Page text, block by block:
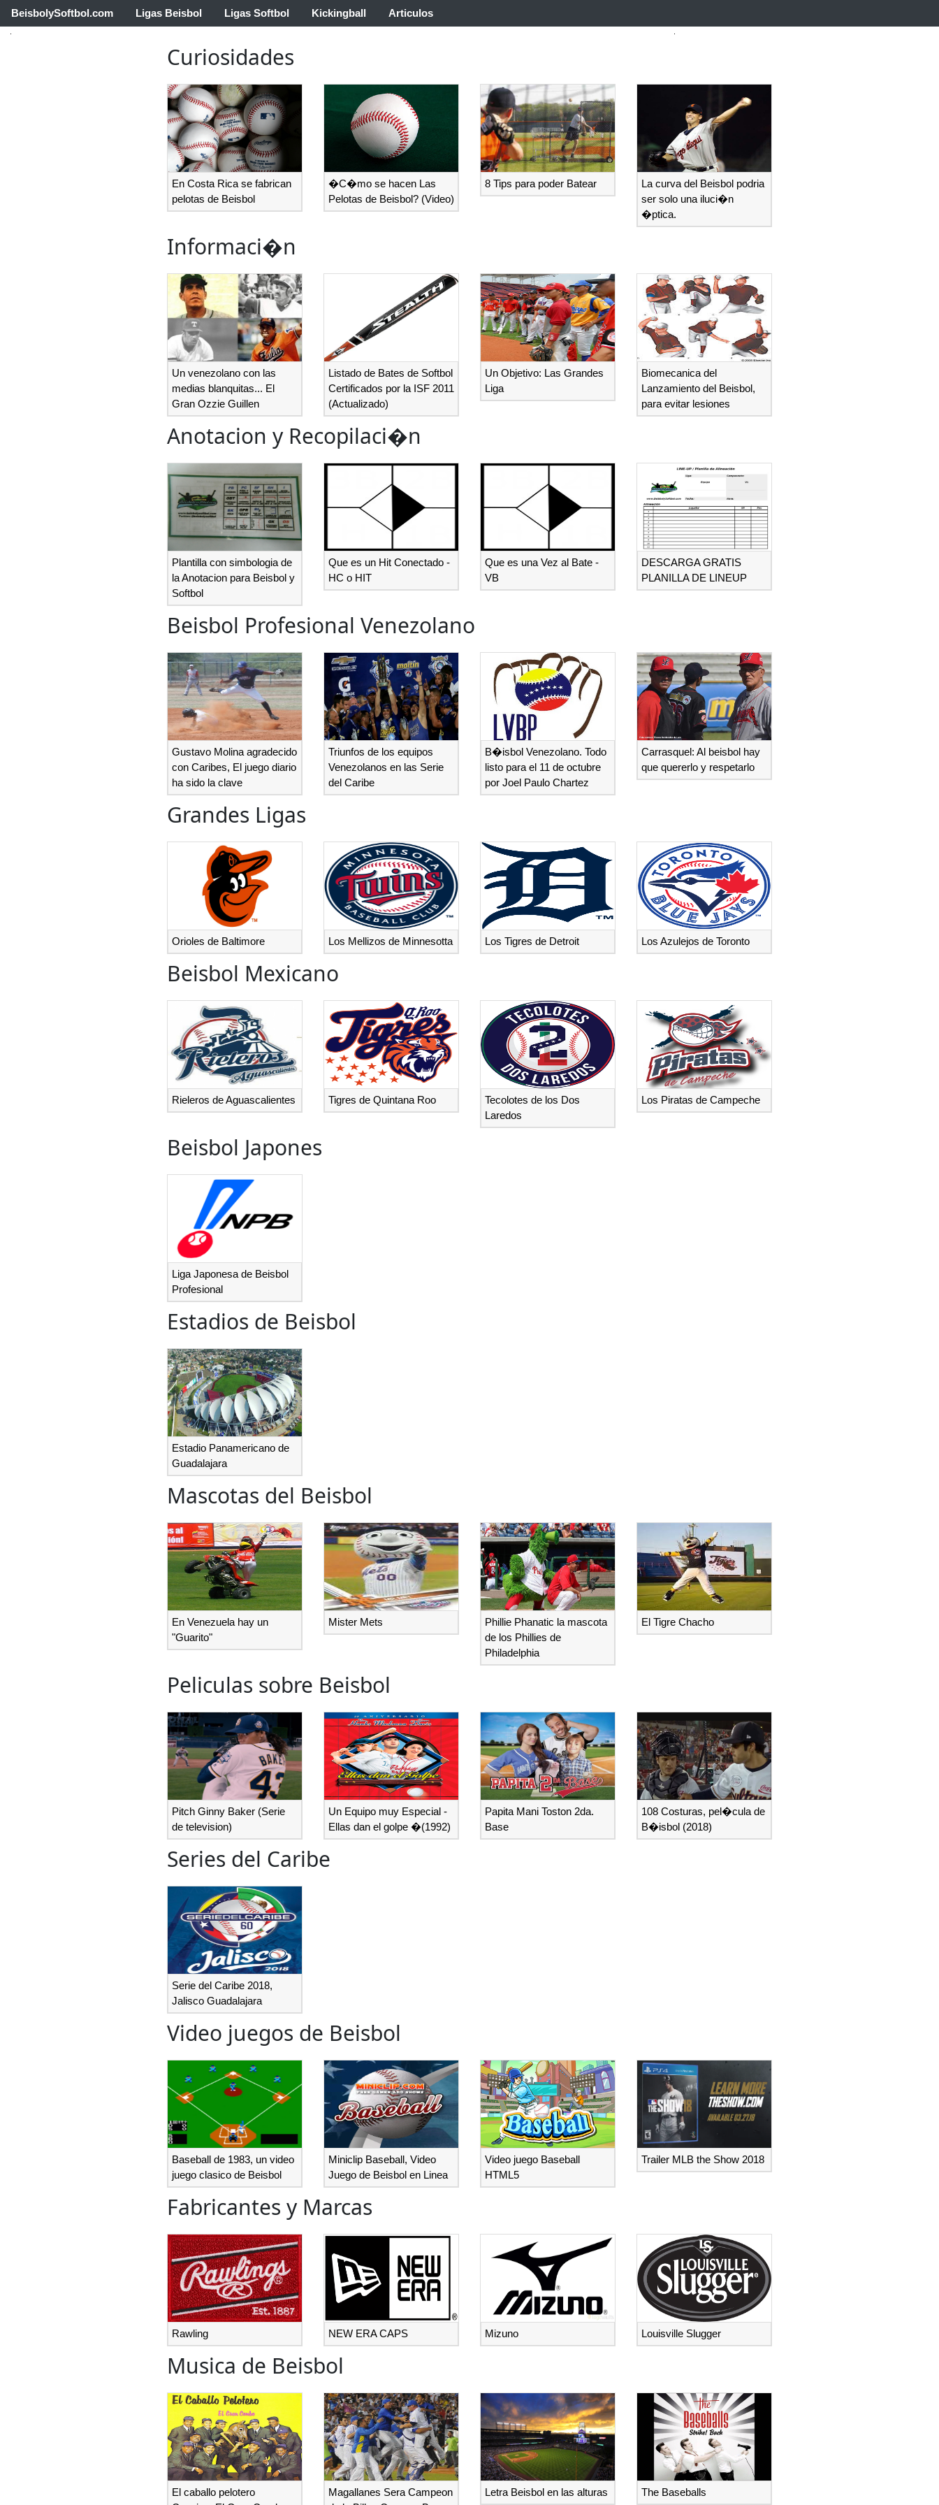
BeisbolySoftbol.com Ligas Beisbol Ligas Softbol Kickingball Articulos
Curiosidades
En Costa Rica se fabrican
pelotas de Beisbol
�C�mo se hacen Las
Pelotas de Beisbol? (Video)
8 Tips para poder Batear
La curva del Beisbol podria
ser solo una iluci�n
�ptica.
Informaci�n
Un venezolano con las
medias blanquitas... El
Gran Ozzie Guillen
Listado de Bates de Softbol
Certificados por la ISF 2011
(Actualizado)
Un Objetivo: Las Grandes
Liga
Biomecanica del
Lanzamiento del Beisbol,
para evitar lesiones
Anotacion y Recopilaci�n
Plantilla con simbologia de
la Anotacion para Beisbol y
Softbol
Que es un Hit Conectado -
HC o HIT
Que es una Vez al Bate -
VB
DESCARGA GRATIS
PLANILLA DE LINEUP
Beisbol Profesional Venezolano
Gustavo Molina agradecido
con Caribes, El juego diario
ha sido la clave
Triunfos de los equipos
Venezolanos en las Serie
del Caribe
B�isbol Venezolano. Todo
listo para el 11 de octubre
por Joel Paulo Chartez
Carrasquel: Al beisbol hay
que quererlo y respetarlo
Grandes Ligas
Orioles de Baltimore Los Mellizos de Minnesotta Los Tigres de Detroit Los Azulejos de Toronto
Beisbol Mexicano
Rieleros de Aguascalientes Tigres de Quintana Roo
Tecolotes de los Dos
Laredos
Los Piratas de Campeche
Beisbol Japones
Liga Japonesa de Beisbol
Profesional
Estadios de Beisbol
Estadio Panamericano de
Guadalajara
Mascotas del Beisbol
En Venezuela hay un
"Guarito"
Mister Mets
Phillie Phanatic la mascota
de los Phillies de
Philadelphia
El Tigre Chacho
Peliculas sobre Beisbol
Pitch Ginny Baker (Serie
de television)
Un Equipo muy Especial -
Ellas dan el golpe �(1992)
Papita Mani Toston 2da.
Base
108 Costuras, pel�cula de
B�isbol (2018)
Series del Caribe
Serie del Caribe 2018,
Jalisco Guadalajara
Video juegos de Beisbol
Baseball de 1983, un video
juego clasico de Beisbol
Miniclip Baseball, Video
Juego de Beisbol en Linea
Video juego Baseball
HTML5
Trailer MLB the Show 2018
Fabricantes y Marcas
Rawling NEW ERA CAPS Mizuno Louisville Slugger
Musica de Beisbol
El caballo pelotero
Magallanes Sera Campeon
Letra Beisbol en las alturas The Baseballs